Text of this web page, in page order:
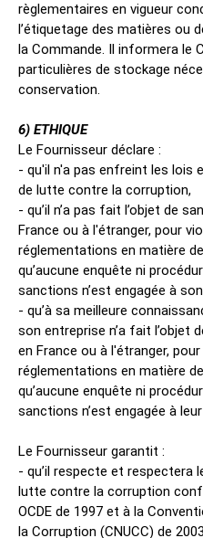
règlementaires en vigueur
l’étiquetage des matières ou
la Commande. Il informera le
particulières de stockage
conservation.
6) ETHIQUE
Le Fournisseur déclare :
- qu'il n'a pas enfreint les lois
de lutte contre la corruption,
- qu’il n’a pas fait l’objet de
France ou à l'étranger, pour
réglementations en matière
qu’aucune enquête ni
sanctions n’est engagée à
- qu’à sa meilleure
son entreprise n’a fait l’objet
en France ou à l'étranger,
réglementations en matière
qu’aucune enquête ni
sanctions n’est engagée à
Le Fournisseur garantit :
- qu’il respecte et respectera
lutte contre la corruption
OCDE de 1997 et à la
la Corruption (CNUCC) de